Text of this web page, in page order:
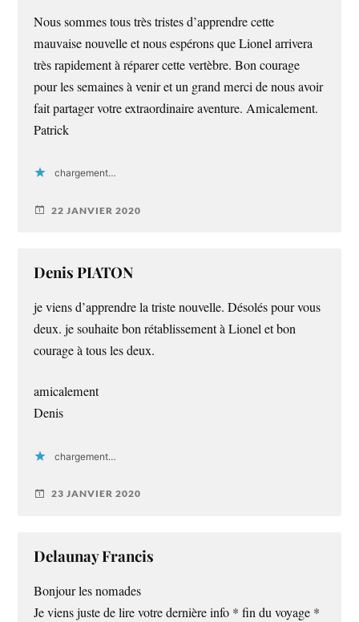
Nous sommes tous très tristes d’apprendre cette
mauvaise nouvelle et nous espérons que Lionel arrivera
très rapidement à réparer cette vertèbre. Bon courage
pour les semaines à venir et un grand merci de nous avoir
fait partager votre extraordinaire aventure. Amicalement.
Patrick
chargement…
22 JANVIER 2020
Denis PIATON
je viens d’apprendre la triste nouvelle. Désolés pour vous
deux. je souhaite bon rétablissement à Lionel et bon
courage à tous les deux.
amicalement
Denis
chargement…
23 JANVIER 2020
Delaunay Francis
Bonjour les nomades
Je viens juste de lire votre dernière info * fin du voyage *